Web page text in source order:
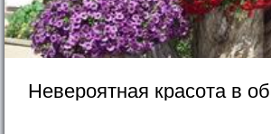
Невероятная красота в